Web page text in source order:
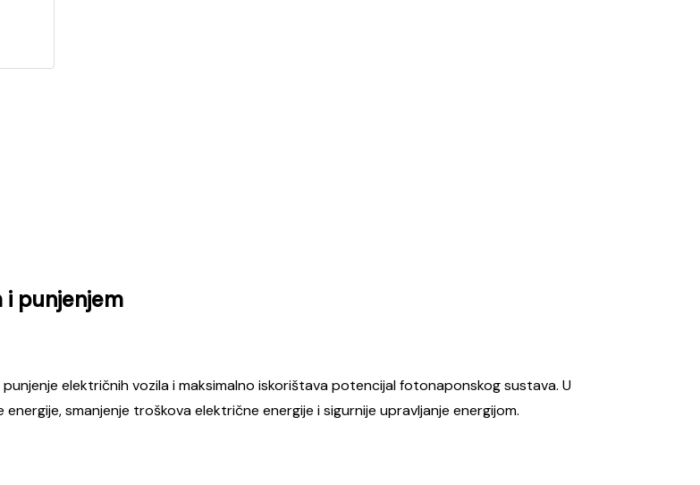
punjenjem
električnih vozila i maksimalno iskorištava potencijal fotonaponskog sustava. U
smanjenje troškova električne energije i sigurnije upravljanje energijom.